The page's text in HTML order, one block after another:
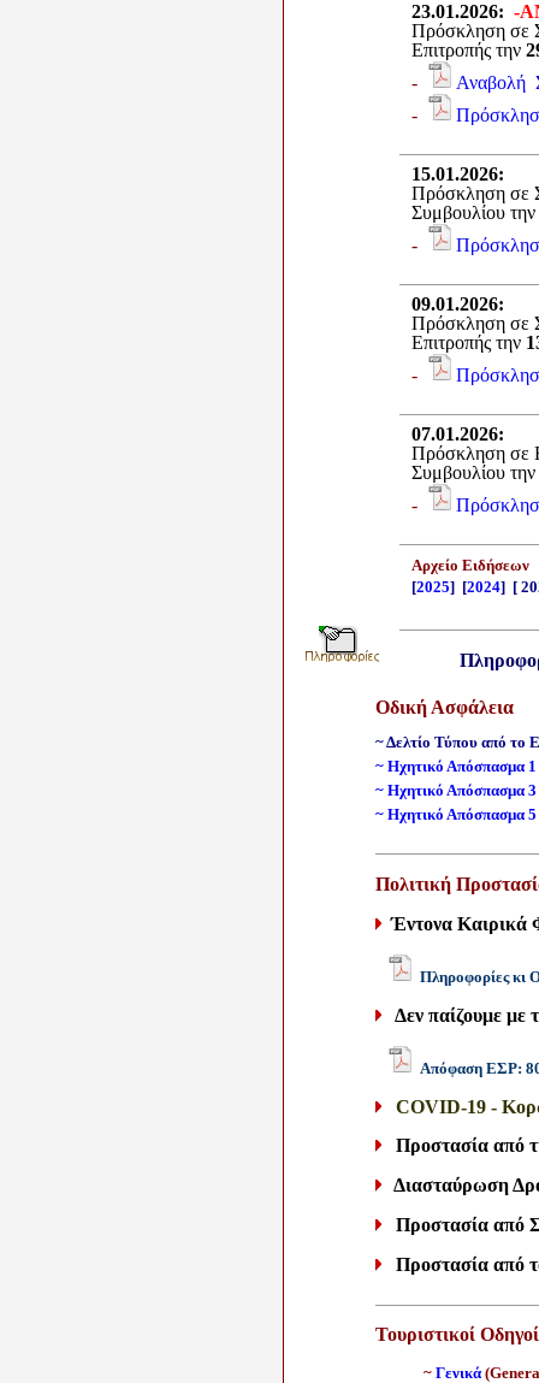
23.01.2026: -
Πρόσκληση σε
Επιτροπής την
-
Αναβολή
-
15.01.2026:
Πρόσκληση σε
Συμβουλίου την
-
09.01.2026:
Πρόσκληση σε
Επιτροπής την
-
07.01.2026:
Πρόσκληση σε
Συμβουλίου την
-
Αρχείο Ειδήσεων
[2025] [2024] [
Οδική Ασφάλεια
~ Δελτίο Τύπου από το
~ Ηχητικό Απόσπασμα 1
~ Ηχητικό Απόσπασμα 3
~ Ηχητικό Απόσπασμα 5
Πολιτική
Έντονα
Πληροφορίες κι
Δεν παίζουμε με
Απόφαση ΕΣΡ:
COVID-19 -
Προστασία από
Διασταύρωση
Προστασία από
Προστασία από
Τουριστικοί
~ Γενικά